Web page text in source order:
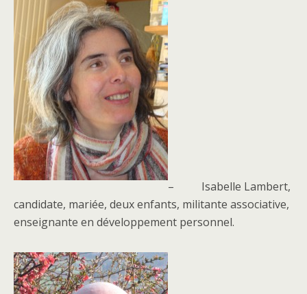
– Isabelle Lambert,
candidate, mariée, deux enfants, militante associative,
enseignante en développement personnel.